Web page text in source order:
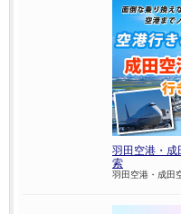
羽田空港・成
索
羽田空港・成田